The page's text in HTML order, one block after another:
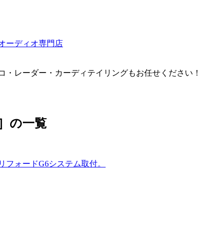
ーディオ専門店
・レーダー・カーディテイリングもお任せください！
の一覧
ォードG6システム取付。